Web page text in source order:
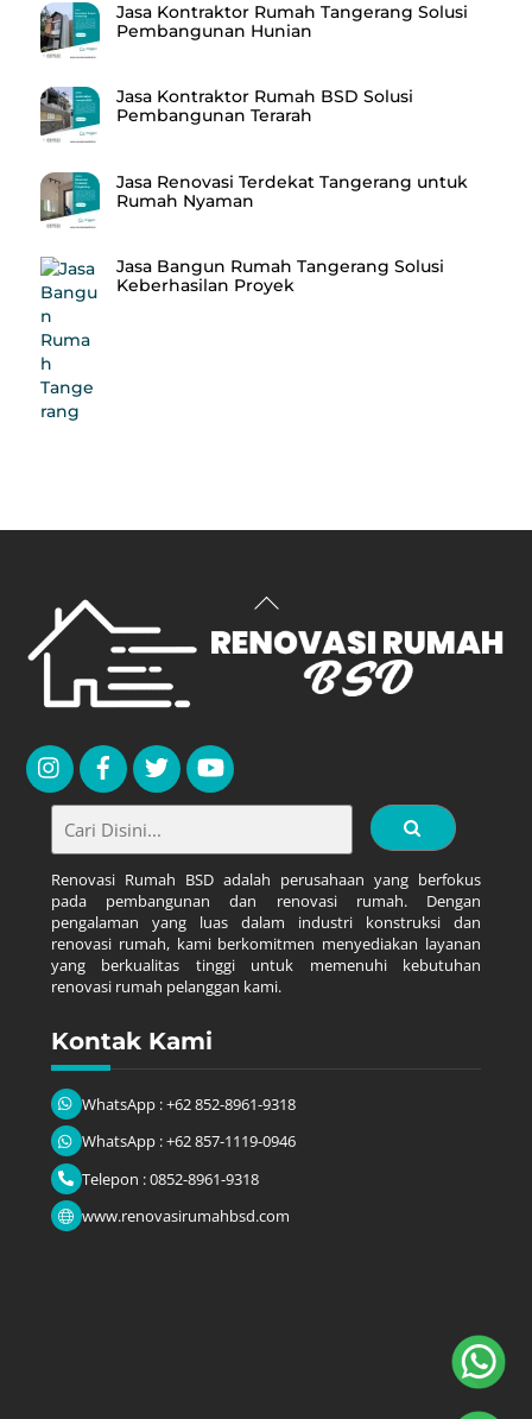
Jasa Kontraktor Rumah Tangerang Solusi
Pembangunan Hunian
Jasa Kontraktor Rumah BSD Solusi
Pembangunan Terarah
Jasa Renovasi Terdekat Tangerang untuk
Rumah Nyaman
Jasa Bangun Rumah Tangerang Solusi
Keberhasilan Proyek
Back
Top
Renovasi Rumah BSD adalah perusahaan yang berfokus
pada pembangunan dan renovasi rumah. Dengan
pengalaman yang luas dalam industri konstruksi dan
renovasi rumah, kami berkomitmen menyediakan layanan
yang berkualitas tinggi untuk memenuhi kebutuhan
renovasi rumah pelanggan kami.
Kontak Kami
WhatsApp : +62 852-8961-9318
WhatsApp : +62 857-1119-0946
Telepon : 0852-8961-9318
www.renovasirumahbsd.com